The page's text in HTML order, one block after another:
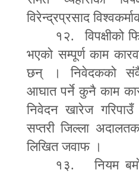
विरेन्द्रप्रसाद
१२. विपक्षीको
भएको सम्पूर्ण काम
छन् । निवेदकको
आघात पर्ने कुनै काम
निवेदन खारेज
सप्तरी जिल्ला
लिखित जवाफ ।
१३. नियम